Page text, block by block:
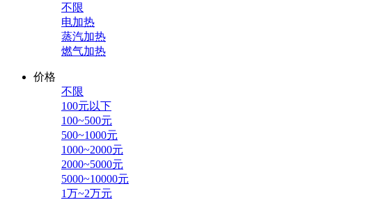
不限
电加热
蒸汽加热
燃气加热
价格
不限
100元以下
100~500元
500~1000元
1000~2000元
2000~5000元
5000~10000元
1万~2万元